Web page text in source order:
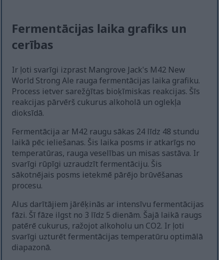
Fermentācijas laika grafiks un
cerības
Ir ļoti svarīgi izprast Mangrove Jack's M42 New
World Strong Ale rauga fermentācijas laika grafiku.
Process ietver sarežģītas bioķīmiskas reakcijas. Šīs
reakcijas pārvērš cukurus alkoholā un oglekļa
dioksīdā.
Fermentācija ar M42 raugu sākas 24 līdz 48 stundu
laikā pēc ieliešanas. Šis laika posms ir atkarīgs no
temperatūras, rauga veselības un misas sastāva. Ir
svarīgi rūpīgi uzraudzīt fermentāciju. Šis
sākotnējais posms ietekmē pārējo brūvēšanas
procesu.
Alus darītājiem jārēķinās ar intensīvu fermentācijas
fāzi. Šī fāze ilgst no 3 līdz 5 dienām. Šajā laikā raugs
patērē cukurus, ražojot alkoholu un CO2. Ir ļoti
svarīgi uzturēt fermentācijas temperatūru optimālā
diapazonā.